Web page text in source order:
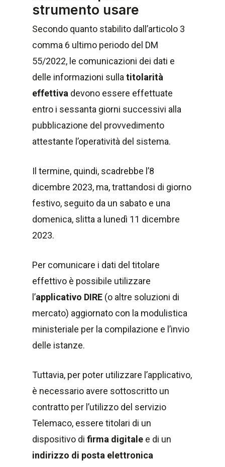
strumento usare
Secondo quanto stabilito dall’articolo 3
comma 6 ultimo periodo del DM
55/2022, le comunicazioni dei dati e
delle informazioni sulla titolarità
effettiva devono essere effettuate
entro i sessanta giorni successivi alla
pubblicazione del provvedimento
attestante l’operatività del sistema.
Il termine, quindi, scadrebbe l’8
dicembre 2023, ma, trattandosi di giorno
festivo, seguito da un sabato e una
domenica, slitta a lunedì 11 dicembre
2023.
Per comunicare i dati del titolare
effettivo è possibile utilizzare
l’applicativo DIRE (o altre soluzioni di
mercato) aggiornato con la modulistica
ministeriale per la compilazione e l’invio
delle istanze.
Tuttavia, per poter utilizzare l’applicativo,
è necessario avere sottoscritto un
contratto per l’utilizzo del servizio
Telemaco, essere titolari di un
dispositivo di firma digitale e di un
indirizzo di posta elettronica